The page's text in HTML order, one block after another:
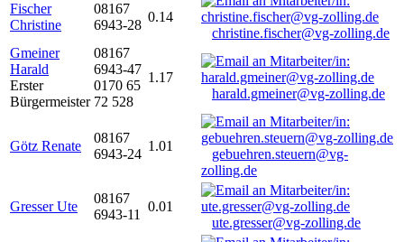
Fischer
Christine
08167
6943-28
0.14
christine.fischer@vg-zolling.de
Gmeiner
Harald
Erster
Bürgermeister
08167
6943-47
0170 65
72 528
1.17
harald.gmeiner@vg-zolling.de
Götz Renate
08167
6943-24
1.01
gebuehren.steuern@vg-
zolling.de
Gresser Ute
08167
6943-11
0.01
ute.gresser@vg-zolling.de